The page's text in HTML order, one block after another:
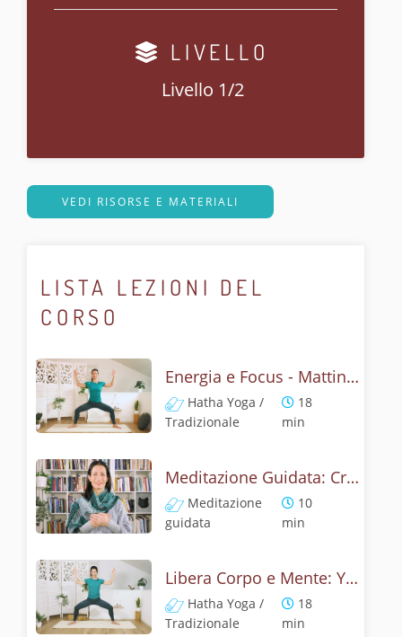
LIVELLO
Livello 1/2
VEDI RISORSE E MATERIALI
LISTA LEZIONI DEL
CORSO
Energia e Focus - Mattina in Armonia
Hatha Yoga /
Tradizionale
18
min
Meditazione Guidata: Crea Spazio per il Nuovo
Meditazione
guidata
10
min
Libera Corpo e Mente: Yoga per Lasciare Andare
Hatha Yoga /
Tradizionale
18
min